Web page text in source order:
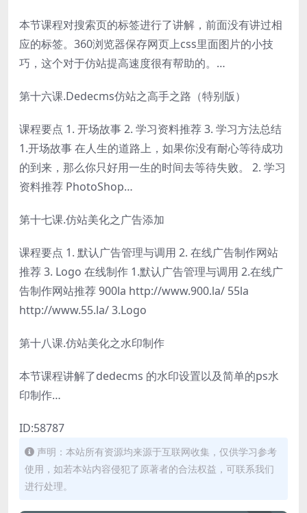
本节课程对搜索页的标签进行了讲解，前面没有讲过相
应的标签。360浏览器保存网页上css里面图片的小技
巧，这个对于仿站提高速度很有帮助的。…
第十六课.Dedecms仿站之高手之路（特别版）
课程要点 1. 开场故事 2. 学习资料推荐 3. 学习方法总结
1.开场故事 在人生的道路上，如果你没有耐心等待成功
的到来，那么你只好用一生的时间去等待失败。 2. 学习
资料推荐 PhotoShop…
第十七课.仿站美化之广告添加
课程要点 1. 默认广告管理与调用 2. 在线广告制作网站
推荐 3. Logo 在线制作 1.默认广告管理与调用 2.在线广
告制作网站推荐 900la http://www.900.la/ 55la
http://www.55.la/ 3.Logo
第十八课.仿站美化之水印制作
本节课程讲解了dedecms 的水印设置以及简单的ps水
印制作…
ID:58787
声明：本站所有资源均来源于互联网收集，仅供学习参考
使用，如若本站内容侵犯了原著者的合法权益，可联系我们
进行处理。